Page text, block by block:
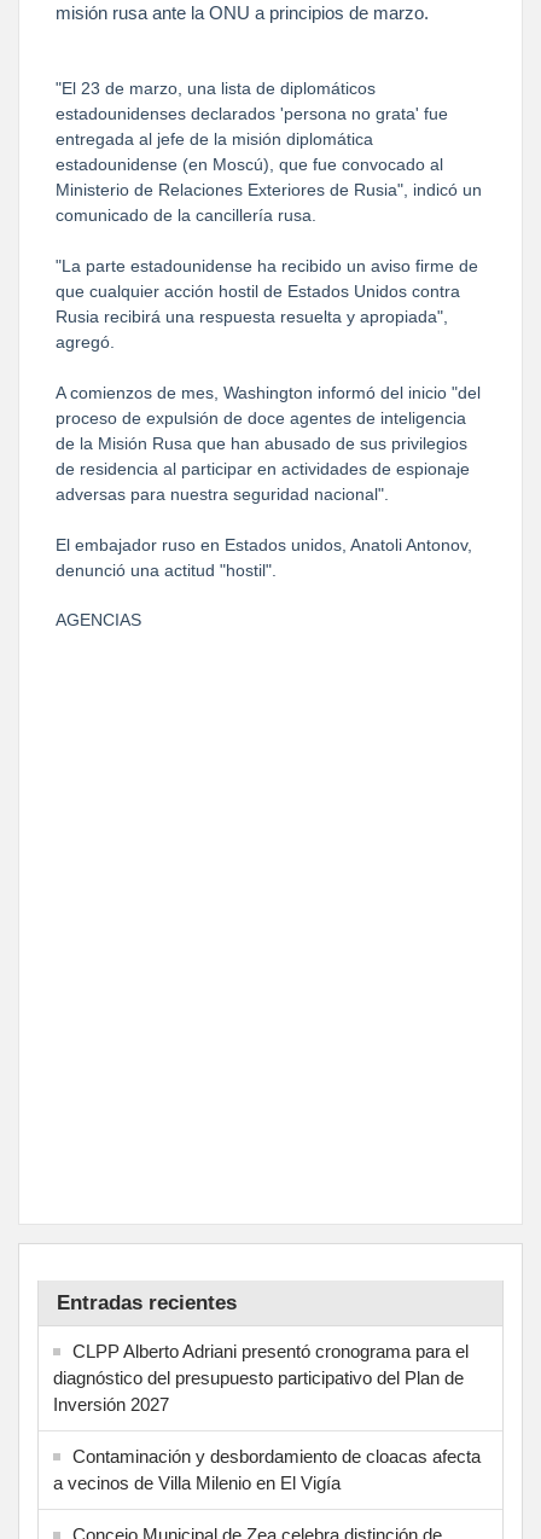
misión rusa ante la ONU a principios de marzo.
"El 23 de marzo, una lista de diplomáticos
estadounidenses declarados 'persona no grata' fue
entregada al jefe de la misión diplomática
estadounidense (en Moscú), que fue convocado al
Ministerio de Relaciones Exteriores de Rusia", indicó un
comunicado de la cancillería rusa.
"La parte estadounidense ha recibido un aviso firme de
que cualquier acción hostil de Estados Unidos contra
Rusia recibirá una respuesta resuelta y apropiada",
agregó.
A comienzos de mes, Washington informó del inicio "del
proceso de expulsión de doce agentes de inteligencia
de la Misión Rusa que han abusado de sus privilegios
de residencia al participar en actividades de espionaje
adversas para nuestra seguridad nacional".
El embajador ruso en Estados unidos, Anatoli Antonov,
denunció una actitud "hostil".
AGENCIAS
Entradas recientes
CLPP Alberto Adriani presentó cronograma para el
diagnóstico del presupuesto participativo del Plan de
Inversión 2027
Contaminación y desbordamiento de cloacas afecta
a vecinos de Villa Milenio en El Vigía
Concejo Municipal de Zea celebra distinción de